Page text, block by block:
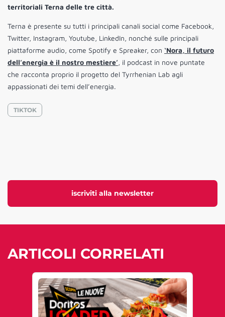
iscriviti alla newsletter
territoriali Terna delle tre città.
Terna è presente su tutti i principali canali social come Facebook,
Twitter, Instagram, Youtube, LinkedIn, nonché sulle principali
piattaforme audio, come Spotify e Spreaker, con ‘Nora, il futuro
dell’energia è il nostro mestiere’, il podcast in nove puntate
che racconta proprio il progetto del Tyrrhenian Lab agli
appassionati dei temi dell’energia.
TIKTOK
ARTICOLI CORRELATI